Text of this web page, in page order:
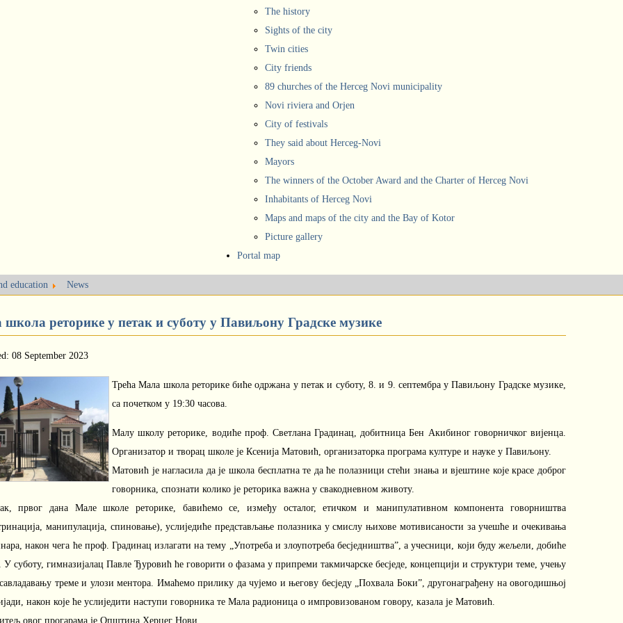
The history
Sights of the city
Twin cities
City friends
89 churches of the Herceg Novi municipality
Novi riviera and Orjen
City of festivals
They said about Herceg-Novi
Mayors
The winners of the October Award and the Charter of Herceg Novi
Inhabitants of Herceg Novi
Maps and maps of the city and the Bay of Kotor
Picture gallery
Portal map
education News
реторике у петак и суботу у Павиљону Градске музике
08 September 2023
Трећа Мала школа реторике биће одржана у петак и суботу, 8. и 9. септембра у Павиљону Градске музике,
са почетком у 19:30 часова.
Малу школу реторике, водиће проф. Светлана Градинац, добитница Бен Акибиног говорничког вијенца.
Организатор и творац школе је Ксенија Матовић, организаторка програма културе и науке у Павиљону.
Матовић је нагласила да је школа бесплатна те да ће полазници стећи знања и вјештине које красе доброг
говорника, спознати колико је реторика важна у свакодневном животу.
првог дана Мале школе реторике, бавићемо се, између осталог, етичком и манипулативном компонента говорништва
манипулација, спиновање), услиједиће представљање полазника у смислу њихове мотивисаности за учешће и очекивања
након чега ће проф. Градинац излагати на тему „Употреба и злоупотреба бесједништва”, а учесници, који буду жељели, добиће
У суботу, гимназијалац Павле Ђуровић ће говорити о фазама у припреми такмичарске бесједе, концепцији и структури теме, учењу
савладавању треме и улози ментора. Имаћемо прилику да чујемо и његову бесједу „Похвала Боки”, другонаграђену на овогодишњој
након које ће услиједити наступи говорника те Мала радионица о импровизованом говору, казала је Матовић.
овог прогарама је Општина Херцег Нови.